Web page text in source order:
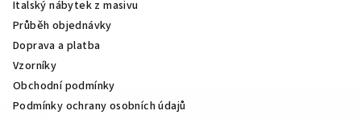
Italský nábytek z masivu
Průběh objednávky
Doprava a platba
Vzorníky
Obchodní podmínky
Podmínky ochrany osobních údajů